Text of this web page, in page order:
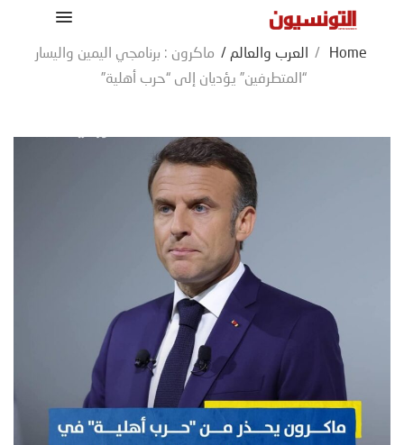
Home
/ العرب والعالم / ماكرون : برنامجي اليمين واليسار
“المتطرفين” يؤديان إلى “حرب أهلية”